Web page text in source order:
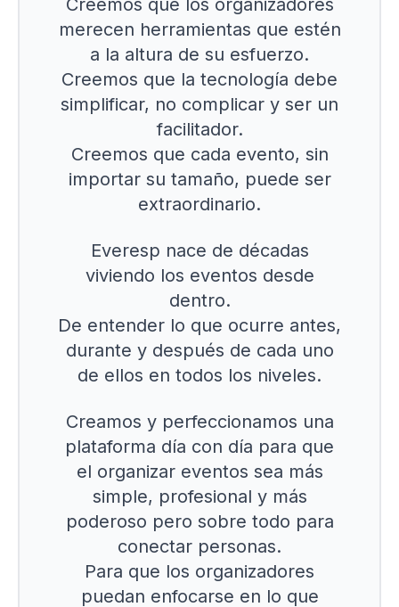
Creemos que los organizadores
merecen herramientas que estén
a la altura de su esfuerzo.
Creemos que la tecnología debe
simplificar, no complicar y ser un
facilitador.
Creemos que cada evento, sin
importar su tamaño, puede ser
extraordinario.
Everesp nace de décadas
viviendo los eventos desde
dentro.
De entender lo que ocurre antes,
durante y después de cada uno
de ellos en todos los niveles.
Creamos y perfeccionamos una
plataforma día con día para que
el organizar eventos sea más
simple, profesional y más
poderoso pero sobre todo para
conectar personas.
Para que los organizadores
puedan enfocarse en lo que